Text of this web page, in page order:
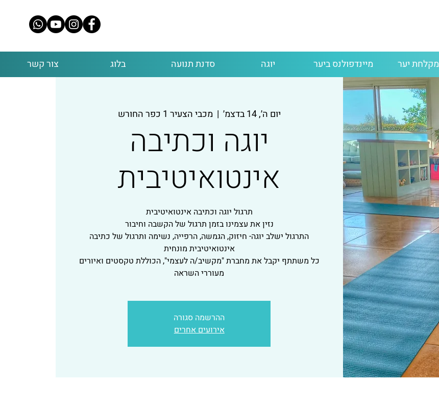
מקלחת יער מיינדפולנס ביער יוגה סדנת תנועה בלוג צור קשר
יום ה׳, 14 בדצמ׳
  |
מכבי הצעיר 1 כפר החורש
יוגה וכתיבה
אינטואיטיבית
התרגול ישלב יוגה- חיזוק, הגמשה, הרפייה, נשימה ותרגול של כתיבה
כל משתתף יקבל את מחברת "מקשיב/ה לעצמי", הכוללת טקסטים ואיורים
מעוררי השראה
ההרשמה סגורה
אירועים אחרים